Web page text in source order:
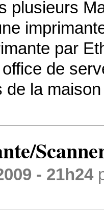
plusieurs
par
de
de la
- 21h24